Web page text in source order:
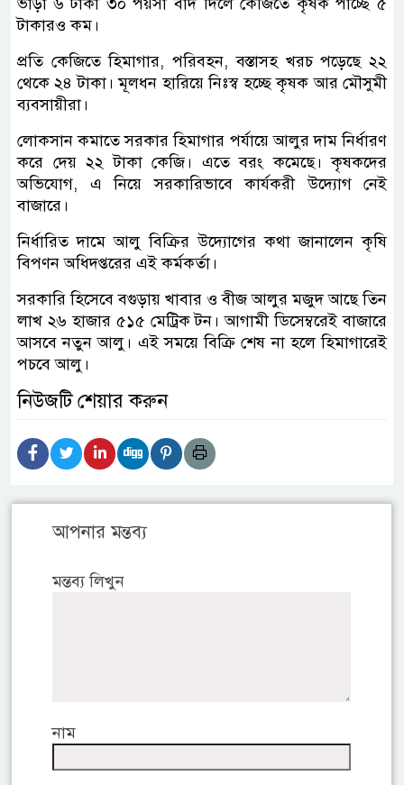
টাকারও কম।
প্রতি কেজিতে হিমাগার, পরিবহন, বস্তাসহ খরচ পড়েছে ২২
থেকে ২৪ টাকা। মূলধন হারিয়ে নিঃস্ব হচ্ছে কৃষক আর মৌসুমী
ব্যবসায়ীরা।
লোকসান কমাতে সরকার হিমাগার পর্যায়ে আলুর দাম নির্ধারণ
করে দেয় ২২ টাকা কেজি। এতে বরং কমেছে। কৃষকদের
অভিযোগ, এ নিয়ে সরকারিভাবে কার্যকরী উদ্যোগ নেই
বাজারে।
নির্ধারিত দামে আলু বিক্রির উদ্যোগের কথা জানালেন কৃষি
বিপণন অধিদপ্তরের এই কর্মকর্তা।
সরকারি হিসেবে বগুড়ায় খাবার ও বীজ আলুর মজুদ আছে তিন
লাখ ২৬ হাজার ৫১৫ মেট্রিক টন। আগামী ডিসেম্বরেই বাজারে
আসবে নতুন আলু। এই সময়ে বিক্রি শেষ না হলে হিমাগারেই
পচবে আলু।
নিউজটি শেয়ার করুন
আপনার মন্তব্য
মন্তব্য লিখুন
নাম